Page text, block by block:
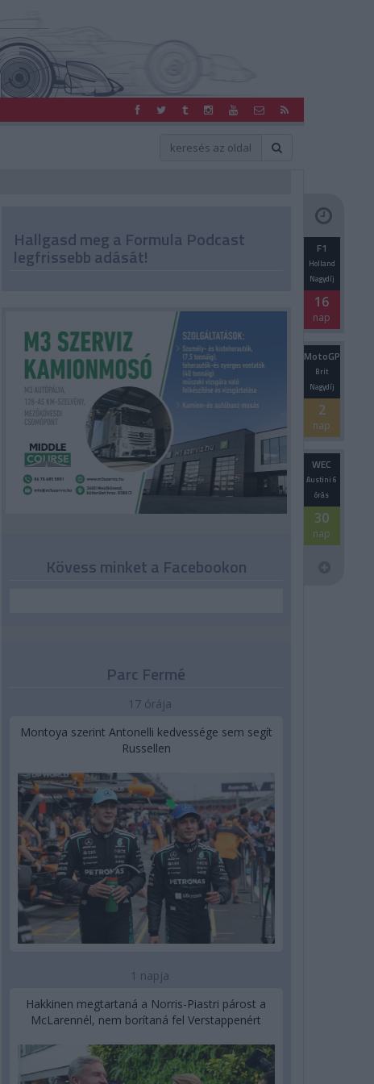
Hallgasd meg a Formula Podcast
legfrissebb adását! F1
Holland
Nagydíj
16
nap
MotoGP
Brit
Nagydíj
2
nap
WEC
Austini 6
órás
30
nap
Kövess minket a Facebookon
Parc Fermé
17 órája
Montoya szerint Antonelli kedvessége sem segít
Russellen
1 napja
Hakkinen megtartaná a Norris-Piastri párost a
McLarennél, nem borítaná fel Verstappenért